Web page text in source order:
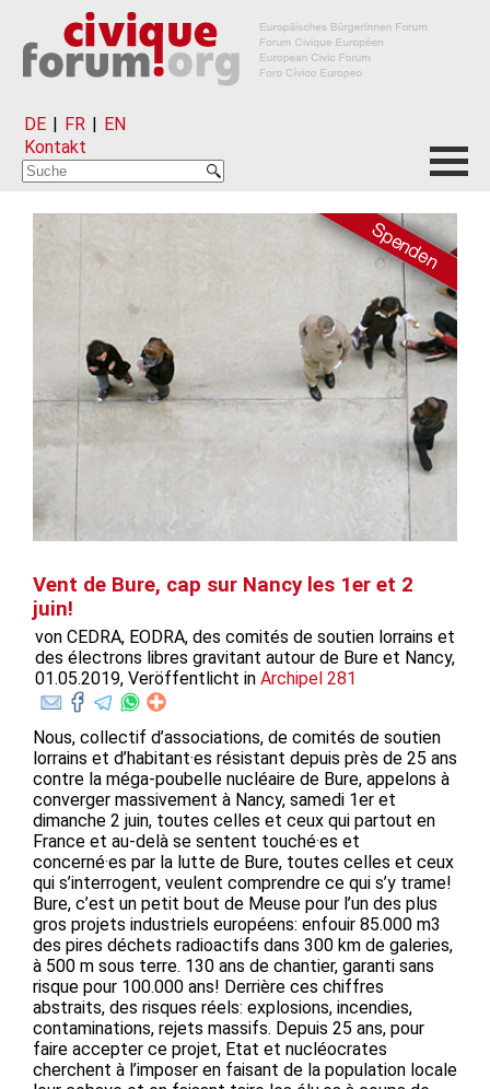
DE | FR | EN
Kontakt
Vent de Bure, cap sur Nancy les 1er et 2
juin!
von CEDRA, EODRA, des comités de soutien lorrains et
des électrons libres gravitant autour de Bure et Nancy,
01.05.2019, Veröffentlicht in Archipel 281
Nous, collectif d’associations, de comités de soutien
lorrains et d’habitant·es résistant depuis près de 25 ans
contre la méga-poubelle nucléaire de Bure, appelons à
converger massivement à Nancy, samedi 1er et
dimanche 2 juin, toutes celles et ceux qui partout en
France et au-delà se sentent touché·es et
concerné·es par la lutte de Bure, toutes celles et ceux
qui s’interrogent, veulent comprendre ce qui s’y trame!
Bure, c’est un petit bout de Meuse pour l’un des plus
gros projets industriels européens: enfouir 85.000 m3
des pires déchets radioactifs dans 300 km de galeries,
à 500 m sous terre. 130 ans de chantier, garanti sans
risque pour 100.000 ans! Derrière ces chiffres
abstraits, des risques réels: explosions, incendies,
contaminations, rejets massifs. Depuis 25 ans, pour
faire accepter ce projet, Etat et nucléocrates
cherchent à l’imposer en faisant de la population locale